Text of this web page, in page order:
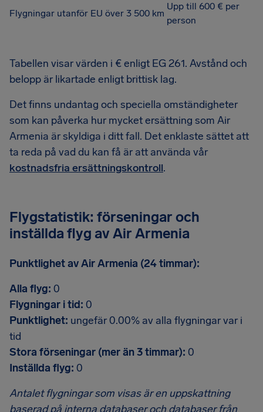
Flygningar utanför EU över 3 500 km
Upp till 600 € per
person
Tabellen visar värden i € enligt EG 261. Avstånd och
belopp är likartade enligt brittisk lag.
Det finns undantag och speciella omständigheter
som kan påverka hur mycket ersättning som Air
Armenia är skyldiga i ditt fall. Det enklaste sättet att
ta reda på vad du kan få är att använda vår
kostnadsfria ersättningskontroll.
Flygstatistik: förseningar och
inställda flyg av Air Armenia
Punktlighet av Air Armenia (24 timmar):
Alla flyg: 0
Flygningar i tid: 0
Punktlighet: ungefär 0.00% av alla flygningar var i
tid
Stora förseningar (mer än 3 timmar): 0
Inställda flyg: 0
Antalet flygningar som visas är en uppskattning
baserad på interna databaser och databaser från